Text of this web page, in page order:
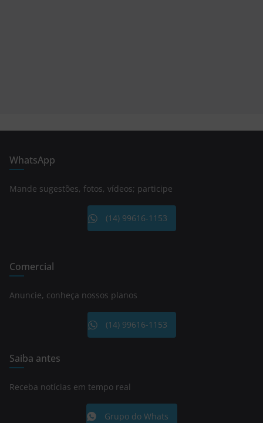
WhatsApp
Mande sugestões, fotos, vídeos; participe
(14) 99616-1153
Comercial
Anuncie, conheça nossos planos
(14) 99616-1153
Saiba antes
Receba notícias em tempo real
Grupo do Whats